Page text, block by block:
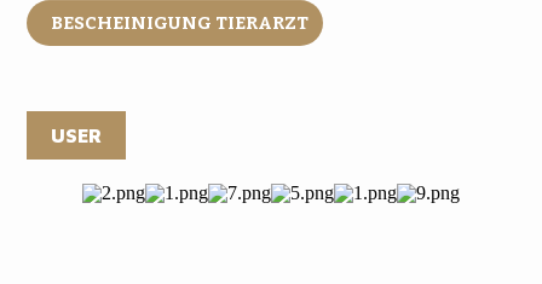
BESCHEINIGUNG TIERARZT
USER